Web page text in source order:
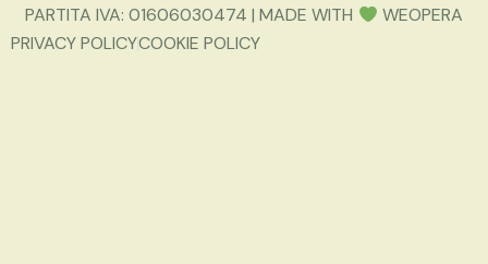
PARTITA IVA: 01606030474 | MADE WITH
WEOPERA
PRIVACY POLICYCOOKIE POLICY